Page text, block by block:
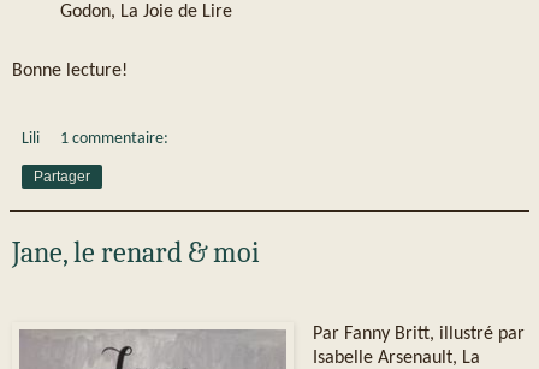
Godon, La Joie de Lire
Bonne lecture!
Lili 1 commentaire:
Partager
Jane, le renard & moi
Par Fanny Britt, illustré par
Isabelle Arsenault, La